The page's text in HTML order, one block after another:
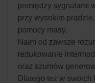
pomiędzy sygnałami
przy wysokim
pomocy masy.
Naim od zawsze
redukowanie
oraz szumów
Dlatego też w swoich